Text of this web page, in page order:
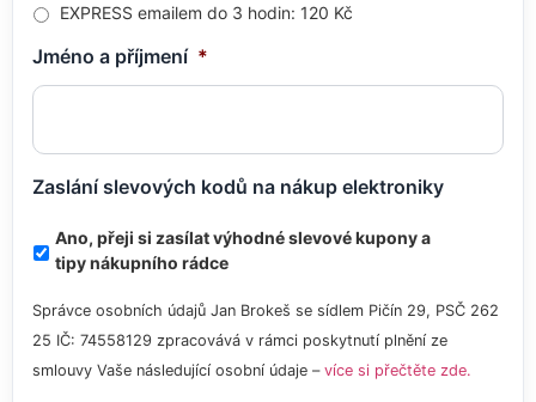
EXPRESS emailem do 3 hodin: 120 Kč
Jméno a příjmení *
Zaslání slevových kodů na nákup elektroniky
Ano, přeji si zasílat výhodné slevové kupony a
tipy nákupního rádce
Správce osobních údajů Jan Brokeš se sídlem Pičín 29, PSČ 262
25 IČ: 74558129 zpracovává v rámci poskytnutí plnění ze
smlouvy Vaše následující osobní údaje – více si přečtěte zde.